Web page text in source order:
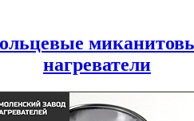
нагреватели